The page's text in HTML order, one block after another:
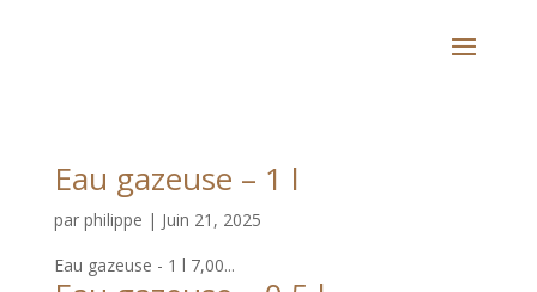
Eau gazeuse – 1 l
par philippe | Juin 21, 2025
Eau gazeuse - 1 l 7,00...